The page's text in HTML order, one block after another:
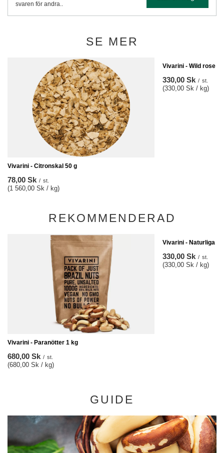
svaren för andra..
SE MER
Vivarini - Citronskal 50 g
78,00 Sk / st.
(1 560,00 Sk / kg)
Vivarini - Wild rose -
330,00 Sk / st.
(330,00 Sk / kg)
REKOMMENDERAD
Vivarini - Paranötter 1 kg
680,00 Sk / st.
(680,00 Sk / kg)
Vivarini - Naturliga
330,00 Sk / st.
(330,00 Sk / kg)
GUIDE